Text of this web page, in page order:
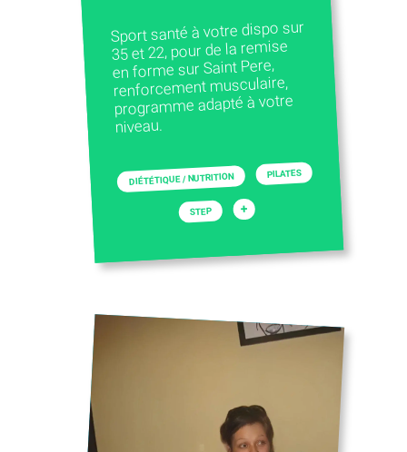
Sport santé à votre dispo sur
35 et 22, pour de la remise
en forme sur Saint Pere,
renforcement musculaire,
programme adapté à votre
niveau.
DIÉTÉTIQUE / NUTRITION PILATES
STEP +